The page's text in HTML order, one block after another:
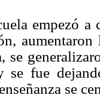
empezó
se
y se fue
se